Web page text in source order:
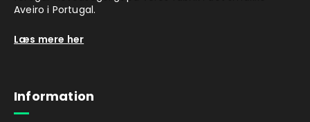
Aveiro i Portugal.
Læs mere her
Information